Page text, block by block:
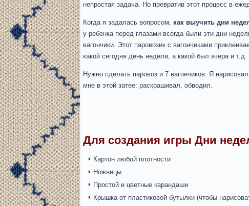
непростая задача. Но превратив этот процесс в
Когда я задалась вопросом, как выучить дни
у ребенка перед глазами всегда были эти дни
вагончики. Этот паровозик с вагончиками
какой сегодня день недели, а какой был вчера и т.д.
Нужно сделать паровоз и 7 вагончиков. Я
мне в этой затее: раскрашивал, обводил.
Для создания игры Дни
Картон любой плотности
Ножницы
Простой и цветные карандаши
Крышка от пластиковой бутылки (чтобы